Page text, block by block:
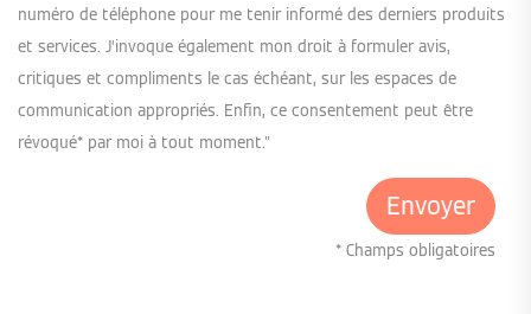
numéro de téléphone pour me tenir informé des derniers produits
et services. J’invoque également mon droit à formuler avis,
critiques et compliments le cas échéant, sur les espaces de
communication appropriés. Enfin, ce consentement peut être
révoqué* par moi à tout moment."
* Champs obligatoires